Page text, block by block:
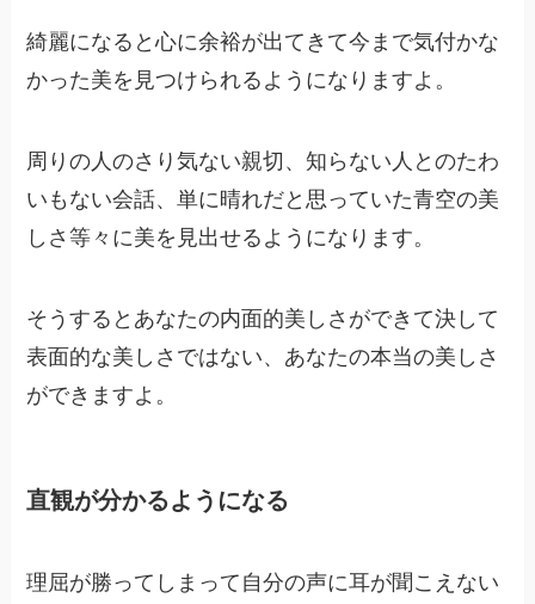
綺麗になると心に余裕が出てきて今まで気付かな
かった美を見つけられるようになりますよ。
周りの人のさり気ない親切、知らない人とのたわ
いもない会話、単に晴れだと思っていた青空の美
しさ等々に美を見出せるようになります。
そうするとあなたの内面的美しさができて決して
表面的な美しさではない、あなたの本当の美しさ
ができますよ。
直観が分かるようになる
理屈が勝ってしまって自分の声に耳が聞こえない